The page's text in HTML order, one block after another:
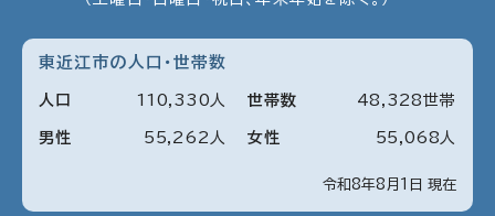
東近江市の人口・世帯数
令和8年8月1日 現在
人口 110 330 人
男性 55 262 人 女性 55 068 人
世帯数 48 328世帯